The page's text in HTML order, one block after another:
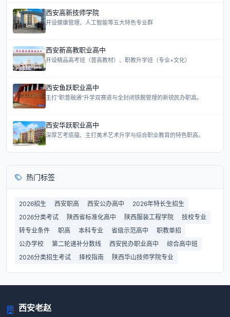
西安高新技师学院
开设健康管理、人工智能等五大特色专业群
西安新高教职业高中
开设精品高考班（普高教材）、职教升学班（专业+文化）
西安鱼跃职业高中
主打“职普融通”升学双赛道与全封闭铁腕管理的新锐民办职高。
西安华跃职业高中
深厚艺考底蕴、主打美术艺术升学与综合职业教育的特色职高。
热门标签
2026招生 西安职高 西安公办高中
2026年特长生招生
2026分类考试
陕西省标准化高中 陕西服装工程学院
技校专业
转专业条件
职高 本科专业 省级示范高中
职教单招
公办学校
第二轮递补分数线 西安民办职业高中
综合高中班
2026分类招生考试
择校指南 陕西华山技师学院专业
西安老赵